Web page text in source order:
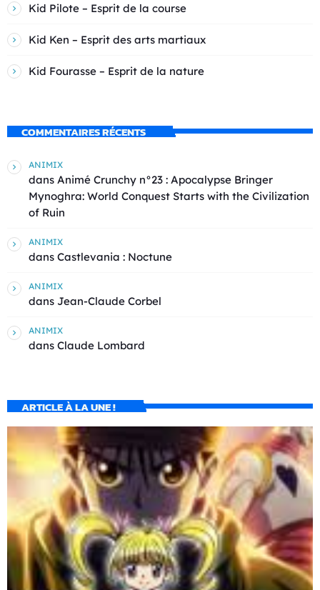
Kid Pilote – Esprit de la course
Kid Ken – Esprit des arts martiaux
Kid Fourasse – Esprit de la nature
COMMENTAIRES RÉCENTS
ANIMIX
dans Animé Crunchy n°23 : Apocalypse Bringer
Mynoghra: World Conquest Starts with the Civilization
of Ruin
ANIMIX
dans Castlevania : Noctune
ANIMIX
dans Jean-Claude Corbel
ANIMIX
dans Claude Lombard
ARTICLE À LA UNE !